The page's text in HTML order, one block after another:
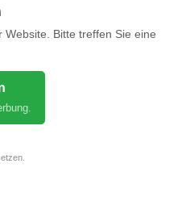
UNS
Bitte treffen Sie eine